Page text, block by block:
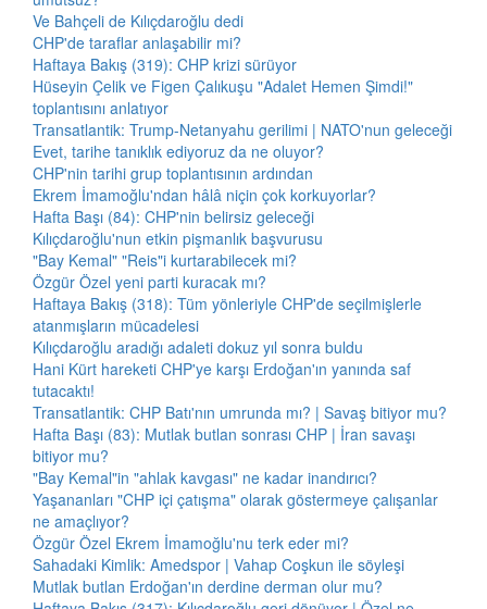
Ve Bahçeli de Kılıçdaroğlu dedi
CHP'de taraflar anlaşabilir mi?
Haftaya Bakış (319): CHP krizi sürüyor
Hüseyin Çelik ve Figen Çalıkuşu "Adalet Hemen Şimdi!"
toplantısını anlatıyor
Transatlantik: Trump-Netanyahu gerilimi | NATO'nun geleceği
Evet, tarihe tanıklık ediyoruz da ne oluyor?
CHP'nin tarihi grup toplantısının ardından
Ekrem İmamoğlu'ndan hâlâ niçin çok korkuyorlar?
Hafta Başı (84): CHP'nin belirsiz geleceği
Kılıçdaroğlu'nun etkin pişmanlık başvurusu
"Bay Kemal" "Reis"i kurtarabilecek mi?
Özgür Özel yeni parti kuracak mı?
Haftaya Bakış (318): Tüm yönleriyle CHP'de seçilmişlerle
atanmışların mücadelesi
Kılıçdaroğlu aradığı adaleti dokuz yıl sonra buldu
Hani Kürt hareketi CHP'ye karşı Erdoğan'ın yanında saf
tutacaktı!
Transatlantik: CHP Batı'nın umrunda mı? | Savaş bitiyor mu?
Hafta Başı (83): Mutlak butlan sonrası CHP | İran savaşı
bitiyor mu?
"Bay Kemal"in "ahlak kavgası" ne kadar inandırıcı?
Yaşananları "CHP içi çatışma" olarak göstermeye çalışanlar
ne amaçlıyor?
Özgür Özel Ekrem İmamoğlu'nu terk eder mi?
Sahadaki Kimlik: Amedspor | Vahap Coşkun ile söyleşi
Mutlak butlan Erdoğan'ın derdine derman olur mu?